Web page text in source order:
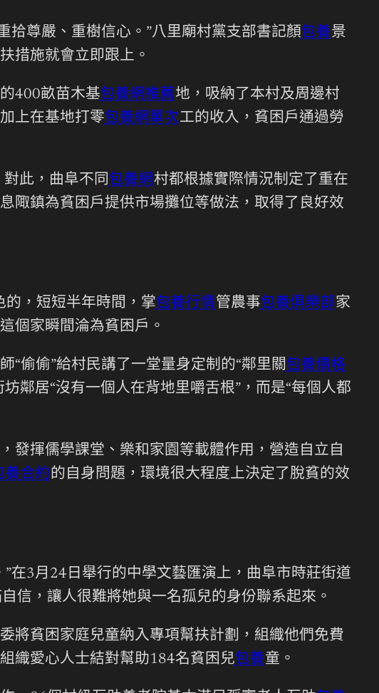
拾尊嚴、重樹信心。”八里廟村黨支部書記顏包養景
措施就會立即跟上。
400畝苗木基包養網推薦地，吸納了本村及周邊村
上在基地打零包養網單次工的收入，貧困戶通過勞
對此，曲阜不同包養網村都根據實際情況制定了重在
陬鎮為貧困戶提供市場攤位等做法，取得了良好效
的，短短半年時間，掌包養行情管農事包養俱樂部家
個家瞬間淪為貧困戶。
“偷偷”給村民講了一堂量身定制的“鄰里關包養價格
鄰居“沒有一個人在背地里嚼舌根”，而是“每個人都
發揮儒學課堂、樂和家園等載體作用，營造自立自
養合約的自身問題，環境很大程度上決定了脫貧的效
在3月24日舉行的中學文藝匯演上，曲阜市時莊街道
信，讓人很難將她與一名孤兒的身份聯系起來。
將貧困家庭兒童納入專項幫扶計劃，組織他們免費
織愛心人士結對幫助184名貧困兒包養童。